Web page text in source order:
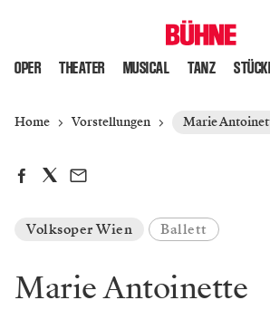
OPER THEATER MUSICAL TANZ
Home Vorstellungen Marie
Volksoper Wien Ballett
Marie Antoinette